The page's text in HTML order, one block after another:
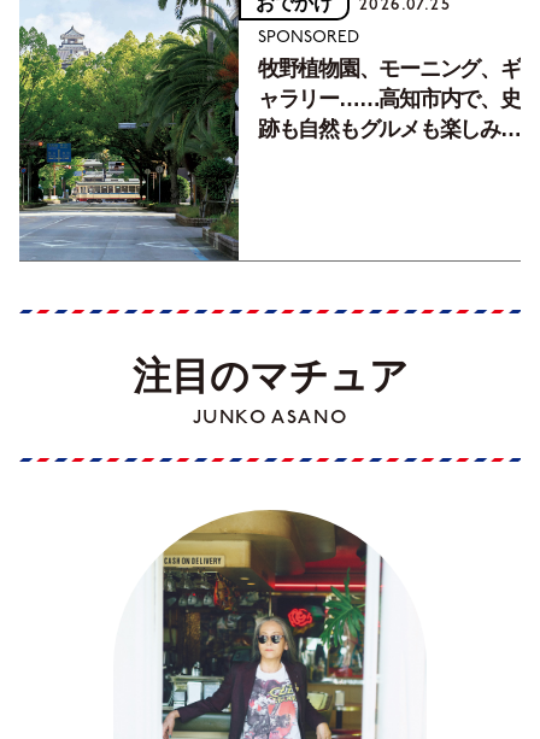
SPONSORED
牧野植物園、モーニング、ギ
ャラリー……高知市内で、史
跡も自然もグルメも楽しみ尽
注目のマチュア
JUNKO ASANO